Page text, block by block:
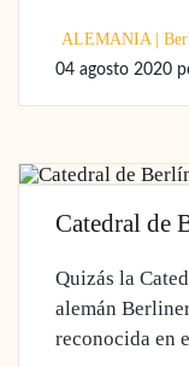
ALEMANIA|
04 agosto 2020
Catedral de
Quizás la
alemán
reconocida en